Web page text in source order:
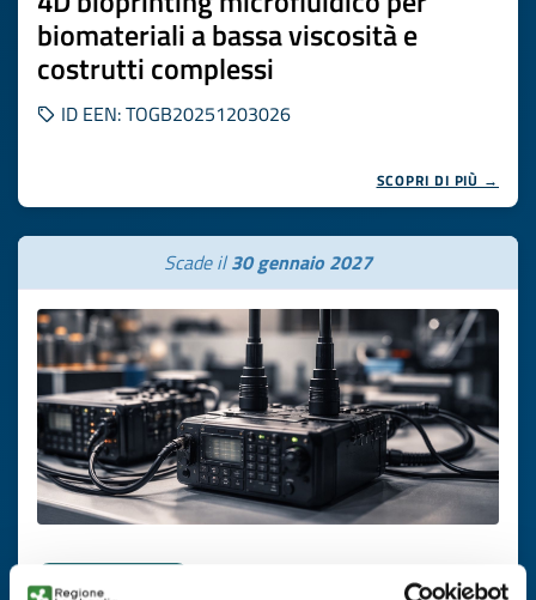
biomateriali a bassa viscosità e
costrutti complessi
ID EEN: TOGB20251203026
SCOPRI DI PIÙ →
Scade il30 gennaio 2027